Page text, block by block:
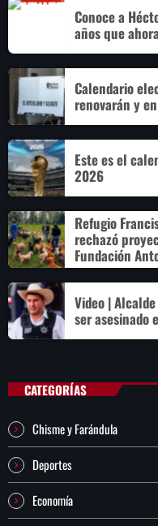
Conoce a
años que
Calendario
renovarán y
Este es el
2026
Refugio
rechazó
Fundación
Video |
ser asesinado
CATEGORÍAS
Chisme y Farándula
Deportes
Economía